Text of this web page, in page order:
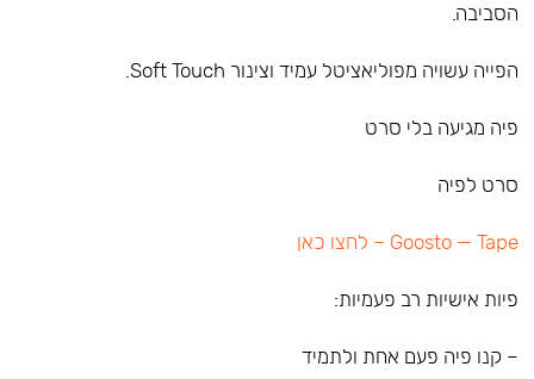
הסביבה.
הפייה עשויה מפוליאציטל עמיד וצינור Soft Touch.
פיה מגיעה בלי סרט
סרט לפיה
Goosto — Tape – לחצו כאן
פיות אישיות רב פעמיות:
– קנו פיה פעם אחת ולתמיד